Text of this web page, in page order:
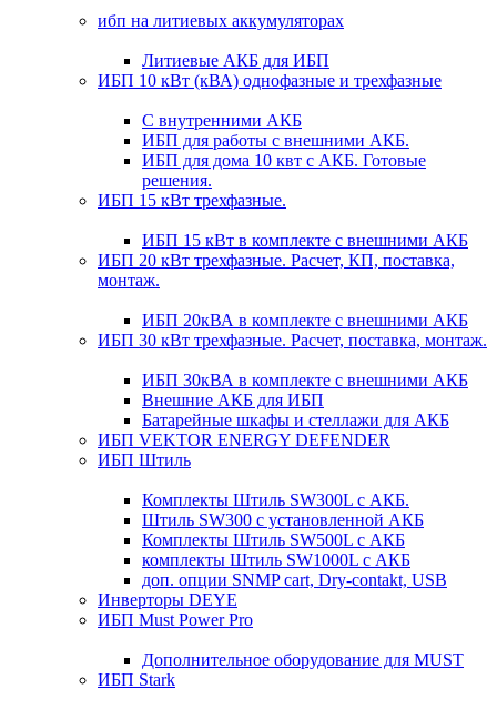
ибп на литиевых аккумуляторах
Литиевые АКБ для ИБП
ИБП 10 кВт (кВА) однофазные и трехфазные
С внутренними АКБ
ИБП для работы с внешними АКБ.
ИБП для дома 10 квт с АКБ. Готовые
решения.
ИБП 15 кВт трехфазные.
ИБП 15 кВт в комплекте с внешними АКБ
ИБП 20 кВт трехфазные. Расчет, КП, поставка,
монтаж.
ИБП 20кВА в комплекте с внешними АКБ
ИБП 30 кВт трехфазные. Расчет, поставка, монтаж.
ИБП 30кВА в комплекте с внешними АКБ
Внешние АКБ для ИБП
Батарейные шкафы и стеллажи для АКБ
ИБП VEKTOR ENERGY DEFENDER
ИБП Штиль
Комплекты Штиль SW300L с АКБ.
Штиль SW300 с установленной АКБ
Комплекты Штиль SW500L с АКБ
комплекты Штиль SW1000L с АКБ
доп. опции SNMP cart, Dry-contakt, USB
Инверторы DEYE
ИБП Must Power Pro
Дополнительное оборудование для MUST
ИБП Stark